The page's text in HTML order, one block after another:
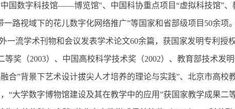
国数字科技馆——博览馆"、中国科协重点项目“虚拟科技馆”、
路视域下的花儿数字化网络推广”等国家和省部级项目50余项
一流学术刊物和会议发表学术论文60余篇，获国家发明专利授
奖（2003）、中国高校科学技术奖（2002）、教育部技术发
合”背景下艺术设计拔尖人才培养的理论与实践”、北京市高校
“大学数字博物馆建设及其在教学中的应用”获国家教学成果二